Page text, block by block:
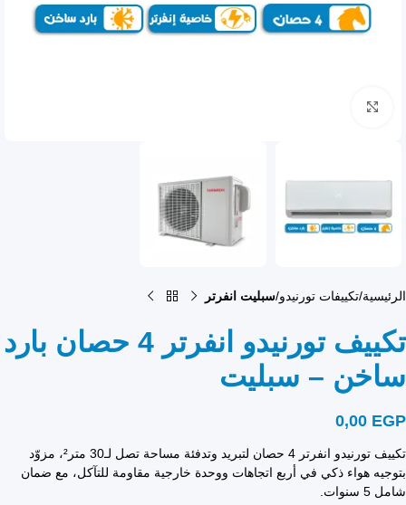
الرئيسية تكييفات تورنيدو سبليت انفرتر
تكييف تورنيدو انفرتر 4 حصان بارد
ساخن – سبليت
0,00 EGP
تكييف تورنيدو انفرتر 4 حصان لتبريد وتدفئة مساحة تصل لـ30 متر²، مزوّد
بتوجيه هواء ذكي في أربع اتجاهات ووحدة خارجية مقاومة للتآكل، مع ضمان
شامل 5 سنوات.